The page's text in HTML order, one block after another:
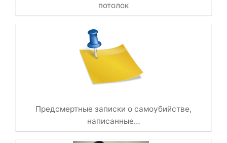
потолок
Предсмертные записки о самоубийстве,
написанные…